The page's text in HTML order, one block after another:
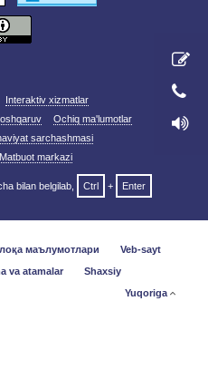
Interaktiv xizmatlar
Ochiq ma'lumotlar
sarchashmasi
Matbuot markazi
bilan belgilab, Ctrl +
Enter
маълумотлари
Veb-sayt
va atamalar
Shaxsiy
Yuqoriga